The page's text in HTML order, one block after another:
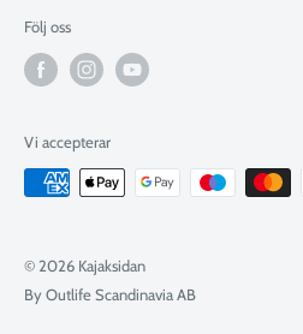
Följ oss
Vi accepterar
© 2026 Kajaksidan
By Outlife Scandinavia AB